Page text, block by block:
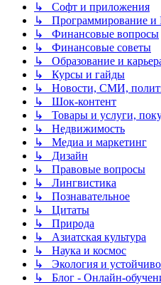
↳ Софт и приложения
↳ Программирование и
↳ Финансовые вопросы
↳ Финансовые советы
↳ Образование и
↳ Курсы и гайды
↳ Новости, СМИ,
↳ Шок-контент
↳ Товары и услуги,
↳ Недвижимость
↳ Медиа и маркетинг
↳ Дизайн
↳ Правовые вопросы
↳ Лингвистика
↳ Познавательное
↳ Цитаты
↳ Природа
↳ Азиатская культура
↳ Наука и космос
↳ Экология и
↳ Блог - Онлайн-